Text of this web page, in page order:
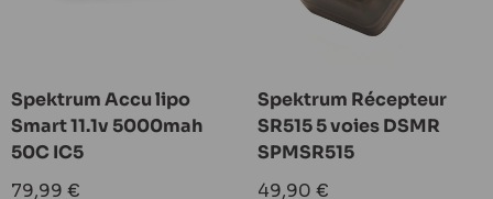
Spektrum Accu lipo
Smart 11.1v 5000mah
50C IC5
Prix
79,99 €
Spektrum Récepteur
SR515 5 voies DSMR
SPMSR515
Prix
49,90 €